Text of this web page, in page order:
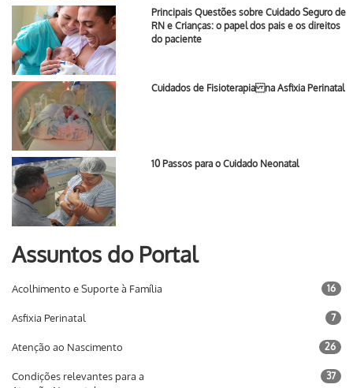
Principais Questões sobre Cuidado Seguro de
RN e Crianças: o papel dos pais e os direitos
do paciente
Cuidados de Fisioterapia na Asfixia Perinatal
10 Passos para o Cuidado Neonatal
Assuntos do Portal
Acolhimento e Suporte à Família 16
Asfixia Perinatal 7
Atenção ao Nascimento 26
Condições relevantes para a
37